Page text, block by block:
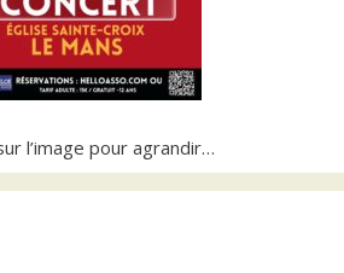
l’image pour agrandir…